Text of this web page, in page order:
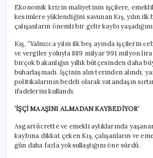
Ekonomik krizin maliyetinin işçilere,
kesimlere yüklendiğini savunan Kış, yılın ilk
çalışanların önemli bir gelir kaybı
Kış, “Yalnızca yılın ilk beş ayında işçilerin
ve vergiler yoluyla 889 milyar 991 milyon lira
birçok bakanlığın yıllık bütçesinden daha
buharlaşmadı. İşçinin alın terinden alındı,
politikalarının bedeli olarak vatandaşın
ifadelerini kullandı.
‘İŞÇİ MAAŞINI ALMADAN KAYBEDİYOR’
Asgari ücrette ve emekli aylıklarında
kaybına dikkat çeken Kış, çalışanların ve
gün daha fazla yoksullaştığını öne sürdü.